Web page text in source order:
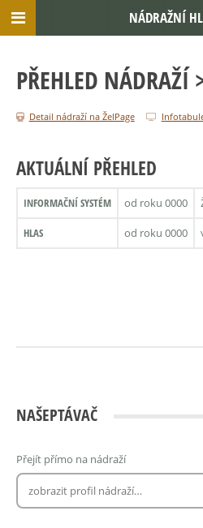
PŘEHLED NÁDRAŽÍ
Detail nádraží na ŽelPage
AKTUÁLNÍ PŘEHLED
INFORMAČNÍ SYSTÉM od roku 0000
HLAS od roku 0000
NAŠEPTÁVAČ
Přejít přímo na nádraží
NÁDRAŽNÍ